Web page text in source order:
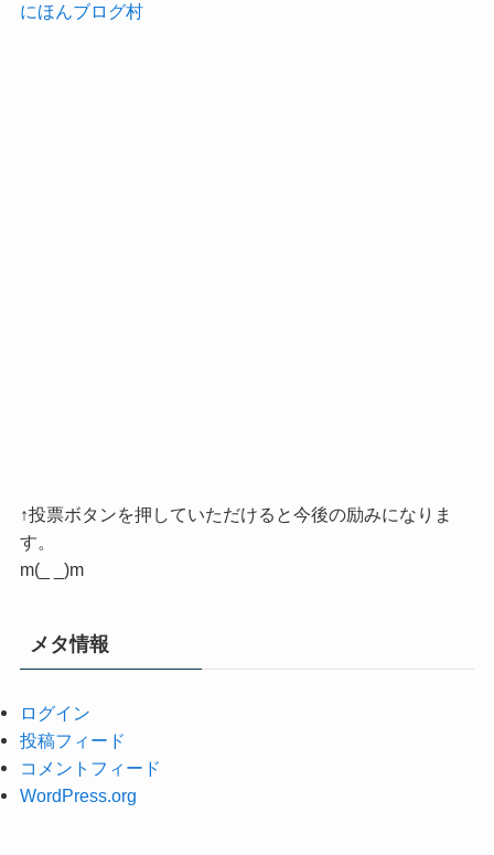
にほんブログ村
↑投票ボタンを押していただけると今後の励みになりま
す。
m(_ _)m
メタ情報
ログイン
投稿フィード
コメントフィード
WordPress.org